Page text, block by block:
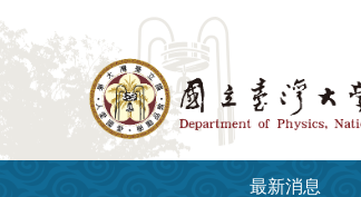
跳到主要內容區塊
最新消息